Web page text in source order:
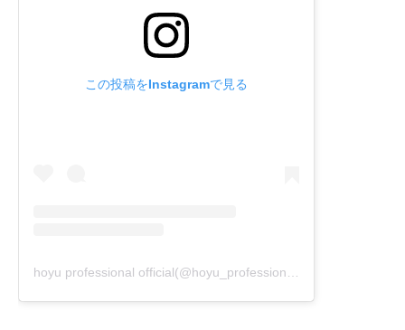
この投稿をInstagramで見る